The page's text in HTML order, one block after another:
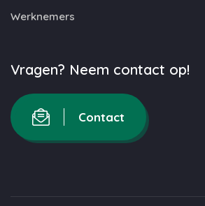
Werknemers
Vragen? Neem contact op!
Contact